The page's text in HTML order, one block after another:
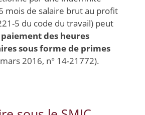
mois de salaire brut au profit
5 du code du travail) peut
paiement des heures
sous forme de primes
2016, n° 14-21772).